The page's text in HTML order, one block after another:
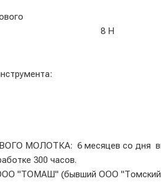
8 Н
МОЛОТКА: 6 месяцев со дня
300 часов.
"ТОМАШ" (бывший ООО "Томский